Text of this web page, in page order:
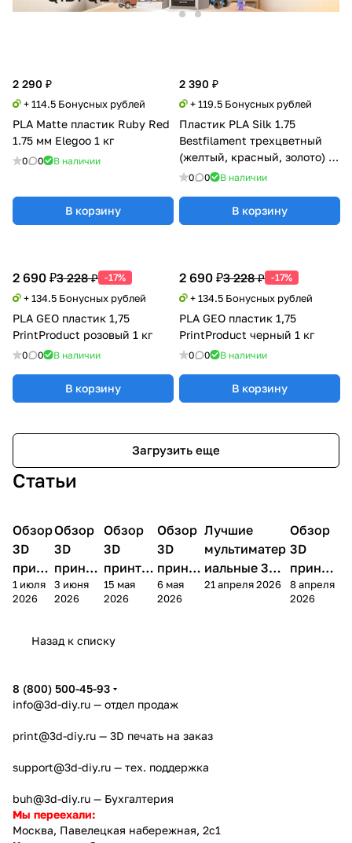
2 290 ₽
+ 114.5 Бонусных рублей
PLA Matte пластик Ruby Red
1.75 мм Elegoo 1 кг
0 0 В наличии
В корзину
2 390 ₽
+ 119.5 Бонусных рублей
Пластик PLA Silk 1.75
Bestfilament трехцветный
(желтый, красный, золото) 1
кг0 0 В наличии
В корзину
2 690 ₽3 228 ₽ -17%
+ 134.5 Бонусных рублей
PLA GEO пластик 1,75
PrintProduct розовый 1 кг
0 0 В наличии
В корзину
2 690 ₽3 228 ₽ -17%
+ 134.5 Бонусных рублей
PLA GEO пластик 1,75
PrintProduct черный 1 кг
0 0 В наличии
В корзину
Загрузить еще
Статьи
3D
принтеры
Обзор
3D
принт
ера
Bamb
1 июля
2026
3D
принтеры
Обзор
3D
принте
ра
Anycubi
4
3 июня
2026
3D
принтеры
Обзор
3D
принтер
а
FlashFo
Creator
15 мая
2026
3D
принтеры
Обзор
3D
принте
ра
Bambu
6 мая
2026
3D принтеры
Лучшие
мультиматер
иальные 3D
принтеры на
21 апреля 2026
3D
Обзор
3D
принте
ра
FlashF
8 апреля
2026
Назад к списку
8 (800) 500-45-93
info@3d-diy.ru — отдел продаж
print@3d-diy.ru — 3D печать на заказ
support@3d-diy.ru — тех. поддержка
buh@3d-diy.ru — Бухгалтерия
Мы переехали:
Москва, Павелецкая набережная, 2с1